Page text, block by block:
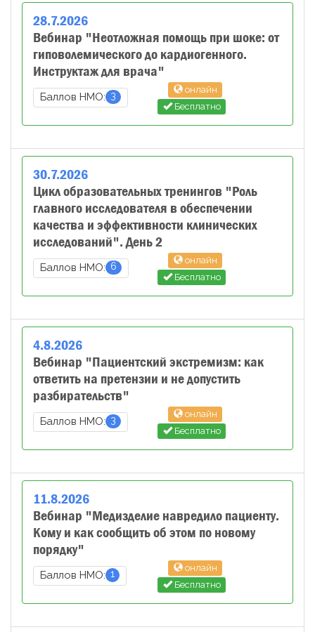
28.7.2026
Вебинар "Неотложная помощь при шоке: от
гиповолемического до кардиогенного.
Инструктаж для врача"
Баллов НМО: 3
онлайн
Бесплатно
30.7.2026
Цикл образовательных тренингов "Роль
главного исследователя в обеспечении
качества и эффективности клинических
исследований". День 2
Баллов НМО: 6
онлайн
Бесплатно
4.8.2026
Вебинар "Пациентский экстремизм: как
ответить на претензии и не допустить
разбирательств"
Баллов НМО: 3
онлайн
Бесплатно
11.8.2026
Вебинар "Медизделие навредило пациенту.
Кому и как сообщить об этом по новому
порядку"
Баллов НМО: 1
онлайн
Бесплатно